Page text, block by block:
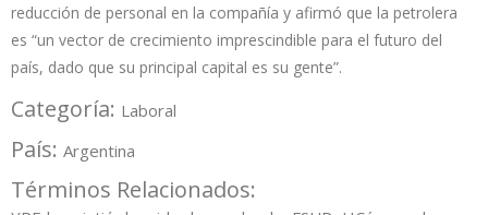
reducción de personal en la compañía y afirmó que la petrolera
es “un vector de crecimiento imprescindible para el futuro del
país, dado que su principal capital es su gente”.
Categoría: Laboral
País: Argentina
Términos Relacionados: